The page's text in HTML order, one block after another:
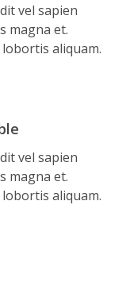
vel sapien
magna et.
aliquam.
vel sapien
magna et.
aliquam.